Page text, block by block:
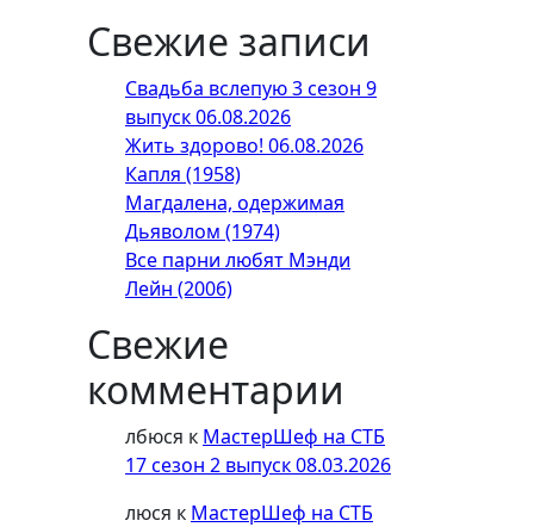
Свежие записи
Свадьба вслепую 3 сезон 9
выпуск 06.08.2026
Жить здорово! 06.08.2026
Капля (1958)
Магдалена, одержимая
Дьяволом (1974)
Все парни любят Мэнди
Лейн (2006)
Свежие
комментарии
лбюся к МастерШеф на СТБ
17 сезон 2 выпуск 08.03.2026
люся к МастерШеф на СТБ